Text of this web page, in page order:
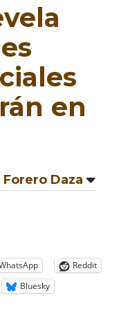
en
Daza
Reddit
Bluesky